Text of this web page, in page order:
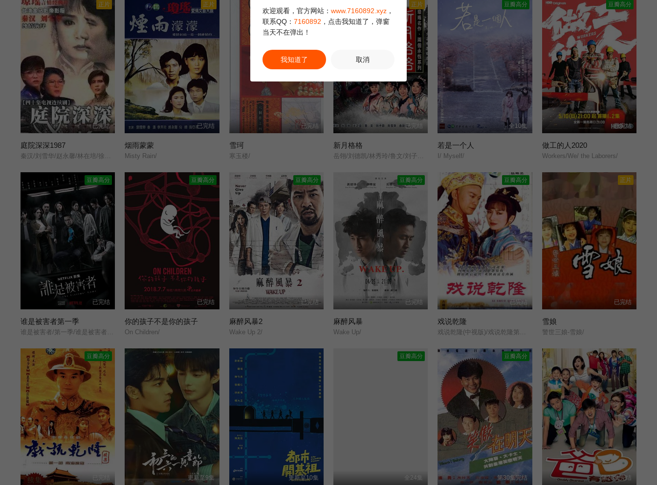
正片
已完结
庭院深深1987
秦汉/刘雪华/赵永馨/林在培/徐乃麟/李丽凤/谷音/朱慧珍/李天柱/余晨华/张宝善/孙树芬/
正片
已完结
烟雨蒙蒙
Misty Rain/
已完结
雪珂
寒玉楼/
正片
已完结
新月格格
岳翎/刘德凯/林秀玲/鲁文/刘子蔚/王之夏/刘秀雯/张杰勋/朱少鹏/
豆瓣高分
全10集
若是一个人
I/ Myself/
豆瓣高分
已完结
做工的人2020
Workers/We/ the Laborers/
豆瓣高分
已完结
谁是被害者第一季
豆瓣高分
已完结
你的孩子不是你的孩子
On Children/
豆瓣高分
已完结
麻醉风暴2
Wake Up 2/
豆瓣高分
已完结
麻醉风暴
Wake Up/
豆瓣高分
已完结
戏说乾隆
正片
已完结
雪娘
警世三娘-雪娘/
豆瓣高分
已完结 更新至9集 更新至10集
豆瓣高分
全24集
豆瓣高分
第30集完结 第20集完结
欢迎观看，官方网站： www.7160892.xyz ，
联系QQ： 7160892 ，点击我知道了，弹窗
当天不在弹出！
我知道了 取消